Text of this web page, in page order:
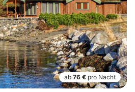
ab 76 € pro Nacht